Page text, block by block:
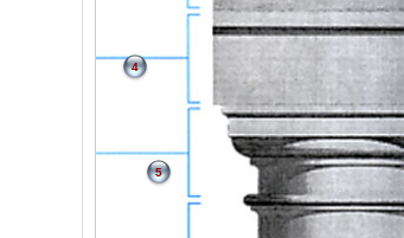
4
5